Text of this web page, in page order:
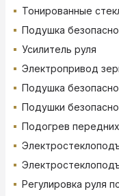
Тонированные
Подушка
Усилитель руля
Электропривод
Подушка
Подушки
Подогрев
Регулировка руля